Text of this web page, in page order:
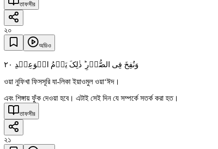
তাফসীর
২০
অডিও
وَنُفِخَ فِی الصُّوۡرِ ؕ ذٰلِکَ یَوۡمُ الۡوَعِیۡدِ ٢۰
ওয়া নুফিখা ফিসসূরি যা-লিকা ইয়াওমুল ওয়া‘ঈদ।
এবং শিঙ্গায় ফুঁক দেওয়া হবে। এটাই সেই দিন যে সম্পর্কে সতর্ক করা হত।
তাফসীর
২১